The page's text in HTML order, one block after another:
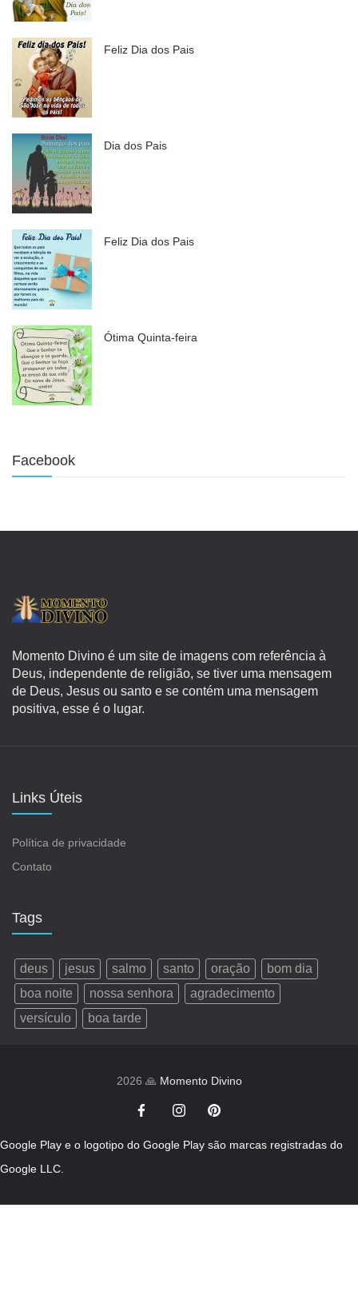
Feliz Dia dos Pais
Dia dos Pais
Feliz Dia dos Pais
Ótima Quinta-feira
Facebook
Momento Divino é um site de imagens com referência à
Deus, independente de religião, se tiver uma mensagem
de Deus, Jesus ou santo e se contém uma mensagem
positiva, esse é o lugar.
Links Úteis
Política de privacidade
Contato
Tags
deus jesus salmo santo oração
bom dia
boa noite
nossa senhora
agradecimento
versículo
boa tarde
2026 🙏 Momento Divino
Google Play e o logotipo do Google Play são marcas registradas do
Google LLC.